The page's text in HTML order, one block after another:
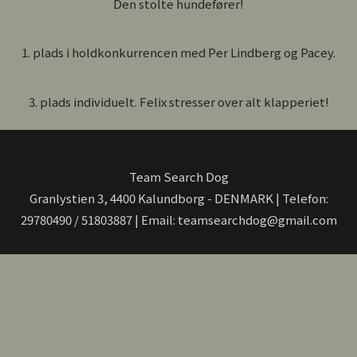
1. plads i holdkonkurrencen med Per Lindberg og Pacey.
3. plads individuelt. Felix stresser over alt klapperiet!
Team Search Dog
Granlystien 3, 4400 Kalundborg - DENMARK | Telefon:
29780490 / 51803887 | Email: teamsearchdog@gmail.com